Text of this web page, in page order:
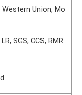
Western Union, Mo
SGS, CCS, RMR